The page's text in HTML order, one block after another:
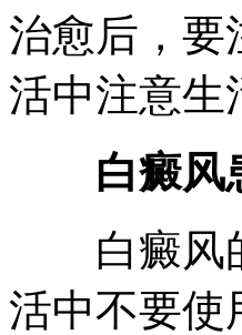
治愈后，要
活中注意生
白癜风患
白癜风的
活中不要使